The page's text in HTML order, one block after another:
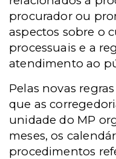
procurador ou
aspectos sobre o
processuais e a
atendimento ao
Pelas novas
que as
unidade do MP
meses, os
procedimentos